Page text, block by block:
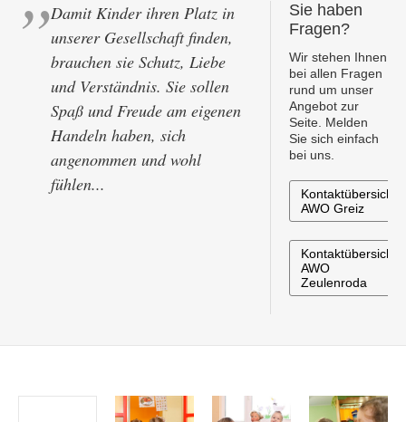
Damit Kinder ihren Platz in
unserer Gesellschaft finden,
brauchen sie Schutz, Liebe
und Verständnis. Sie sollen
Spaß und Freude am eigenen
Handeln haben, sich
angenommen und wohl
fühlen...
Sie haben
Fragen?
Wir stehen Ihnen
bei allen Fragen
rund um unser
Angebot zur
Seite. Melden
Sie sich einfach
bei uns.
Kontaktübersicht
AWO Greiz
Kontaktübersicht
AWO
Zeulenroda